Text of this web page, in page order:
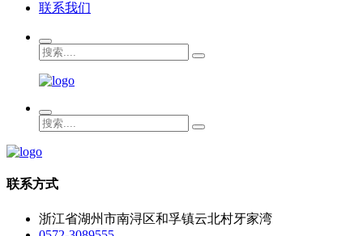
联系我们
联系方式
浙江省湖州市南浔区和孚镇云北村牙家湾